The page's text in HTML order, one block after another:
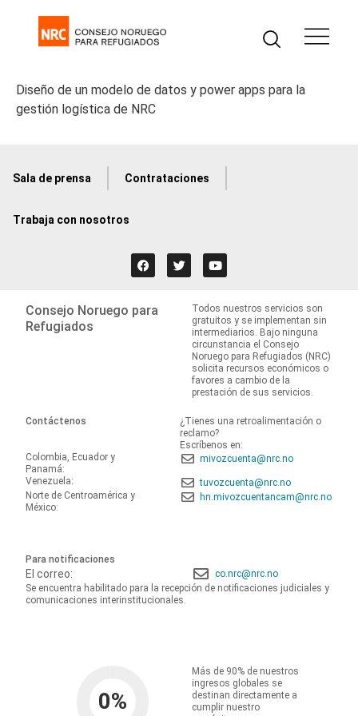
Diseño de un modelo de datos y power apps para la
gestión logística de NRC
Sala de prensa Contrataciones
Trabaja con nosotros
Consejo Noruego para
Refugiados
Todos nuestros servicios son
gratuitos y se implementan sin
intermediarios. Bajo ninguna
circunstancia el Consejo
Noruego para Refugiados (NRC)
solicita recursos económicos o
favores a cambio de la
prestación de sus servicios.
Contáctenos
¿Tienes una retroalimentación o
reclamo?
Escríbenos en:
Colombia, Ecuador y
Panamá:
mivozcuenta@nrc.no
Venezuela:
tuvozcuenta@nrc.no
Norte de Centroamérica y
México:
hn.mivozcuentancam@nrc.no
Para notificaciones
El correo:
co.nrc@nrc.no
Se encuentra habilitado para la recepción de notificaciones judiciales y
comunicaciones interinstitucionales.
0%
Más de 90% de nuestros
ingresos globales se
destinan directamente a
cumplir nuestro